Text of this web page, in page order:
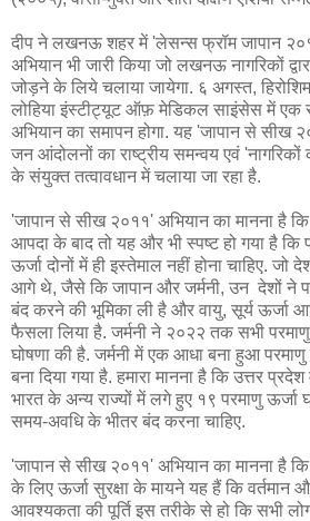
दीप ने लखनऊ शहर में 'लेसन्स फ्रॉम जापान
अभियान भी जारी किया जो लखनऊ नागरिकों
जोड़ने के लिये चलाया जायेगा. ६ अगस्त,
लोहिया इंस्टीट्यूट ऑफ़ मेडिकल साइंसेस में एक
अभियान का समापन होगा. यह 'जापान से सीख
जन आंदोलनों का राष्ट्रीय समन्वय एवं
के संयुक्त तत्वावधान में चलाया जा रहा है.
'जापान से सीख २०११' अभियान का मानना है कि
आपदा के बाद तो यह और भी स्पष्ट हो गया है कि
ऊर्जा दोनों में ही इस्तेमाल नहीं होना चाहिए. जो
आगे थे, जैसे कि जापान और जर्मनी, उन देशों ने
बंद करने की भूमिका ली है और वायु, सूर्य ऊर्जा
फैसला लिया है. जर्मनी ने २०२२ तक सभी
घोषणा की है. जर्मनी में एक आधा बना हुआ परमाणु
बना दिया गया है. हमारा मानना है कि उत्तर
भारत के अन्य राज्यों में लगे हुए १९ परमाणु ऊर्जा
समय-अवधि के भीतर बंद करना चाहिए.
'जापान से सीख २०११' अभियान का मानना है
के लिए ऊर्जा सुरक्षा के मायने यह हैं कि वर्तमान
आवश्यकता की पूर्ति इस तरीके से हो कि सभी